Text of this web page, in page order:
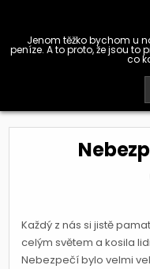
contentJenom těžko bychom u
peníze. A to proto, že jsou to
co
Každý z nás si jistě
celým světem a kosila
Nebezpečí bylo velmi